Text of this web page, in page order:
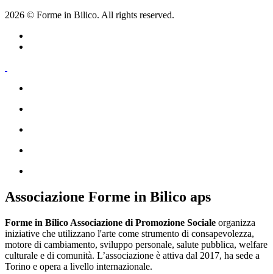
2026 © Forme in Bilico. All rights reserved.
Associazione Forme in Bilico aps
Forme in Bilico Associazione di Promozione Sociale organizza
iniziative che utilizzano l'arte come strumento di consapevolezza,
motore di cambiamento, sviluppo personale, salute pubblica, welfare
culturale e di comunità. L’associazione è attiva dal 2017, ha sede a
Torino e opera a livello internazionale.